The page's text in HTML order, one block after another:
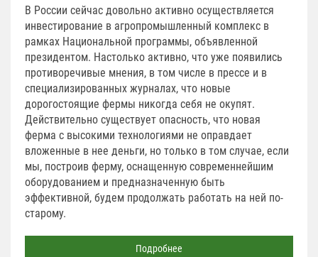
В России сейчас довольно активно осуществляется
инвестирование в агропромышленный комплекс в
рамках Национальной программы, объявленной
президентом. Настолько активно, что уже появились
противоречивые мнения, в том числе в прессе и в
специализированных журналах, что новые
дорогостоящие фермы никогда себя не окупят.
Действительно существует опасность, что новая
ферма с высокими технологиями не оправдает
вложенные в нее деньги, но только в том случае, если
мы, построив ферму, оснащенную современнейшим
оборудованием и предназначенную быть
эффективной, будем продолжать работать на ней по-
старому.
Подробнее